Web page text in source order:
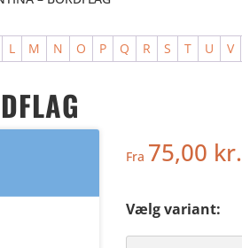
L M N O P Q R S T U V
Fra 75,00 kr.
Vælg variant: